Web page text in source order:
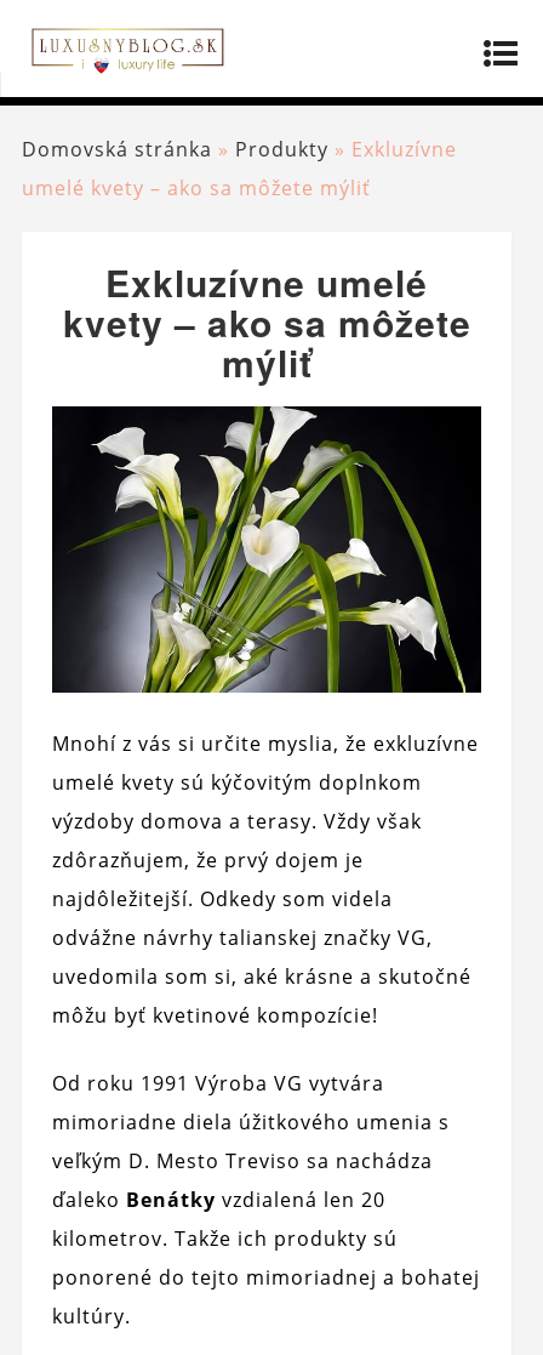
Domovská stránka » Produkty » Exkluzívne
umelé kvety – ako sa môžete mýliť
Exkluzívne umelé
kvety – ako sa môžete
mýliť
Mnohí z vás si určite myslia, že exkluzívne
umelé kvety sú kýčovitým doplnkom
výzdoby domova a terasy. Vždy však
zdôrazňujem, že prvý dojem je
najdôležitejší. Odkedy som videla
odvážne návrhy talianskej značky VG,
uvedomila som si, aké krásne a skutočné
môžu byť kvetinové kompozície!
Od roku 1991 Výroba VG vytvára
mimoriadne diela úžitkového umenia s
veľkým D. Mesto Treviso sa nachádza
ďaleko Benátky vzdialená len 20
kilometrov. Takže ich produkty sú
ponorené do tejto mimoriadnej a bohatej
kultúry.